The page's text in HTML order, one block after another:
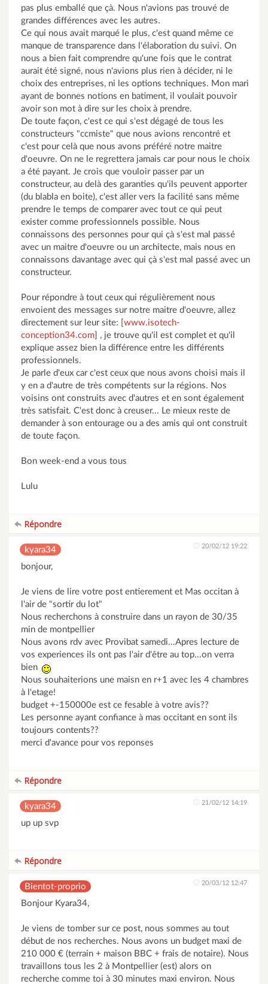
pas plus emballé que çà. Nous n'avions pas trouvé de
grandes différences avec les autres.
Ce qui nous avait marqué le plus, c'est quand même ce
manque de transparence dans l'élaboration du suivi. On
nous a bien fait comprendre qu'une fois que le contrat
aurait été signé, nous n'avions plus rien à décider, ni le
choix des entreprises, ni les options techniques. Mon mari
ayant de bonnes notions en batiment, il voulait pouvoir
avoir son mot à dire sur les choix à prendre.
De toute façon, c'est ce qui s'est dégagé de tous les
constructeurs "ccmiste" que nous avions rencontré et
c'est pour celà que nous avons préféré notre maitre
d'oeuvre. On ne le regrettera jamais car pour nous le choix
a été payant. Je crois que vouloir passer par un
constructeur, au delà des garanties qu'ils peuvent apporter
(du blabla en boite), c'est aller vers la facilité sans même
prendre le temps de comparer avec tout ce qui peut
exister comme professionnels possible. Nous
connaissons des personnes pour qui çà s'est mal passé
avec un maitre d'oeuvre ou un architecte, mais nous en
connaissons davantage avec qui çà s'est mal passé avec un
constructeur.
Pour répondre à tout ceux qui régulièrement nous
envoient des messages sur notre maitre d'oeuvre, allez
directement sur leur site: [ www.isotech-
conception34.com ] , je trouve qu'il est complet et qu'il
explique assez bien la différence entre les différents
professionnels.
Je parle d'eux car c'est ceux que nous avons choisi mais il
y en a d'autre de très compétents sur la régions. Nos
voisins ont construits avec d'autres et en sont également
très satisfait. C'est donc à creuser... Le mieux reste de
demander à son entourage ou a des amis qui ont construit
de toute façon.
Bon week-end a vous tous
Lulu
Répondre
kyara34 20/02/12 19:22
bonjour,
Je viens de lire votre post entierement et Mas occitan à
l'air de "sortir du lot"
Nous recherchons à construire dans un rayon de 30/35
min de montpellier
Nous avons rdv avec Provibat samedi...Apres lecture de
vos experiences ils ont pas l'air d'être au top...on verra
bien
Nous souhaiterions une maisn en r+1 avec les 4 chambres
à l'etage!
budget +-150000e est ce fesable à votre avis??
Les personne ayant confiance à mas occitant en sont ils
toujours contents??
merci d'avance pour vos reponses
Répondre
kyara34 21/02/12 14:19
up up svp
Répondre
Bientot-proprio 20/03/12 12:47
Bonjour Kyara34,
Je viens de tomber sur ce post, nous sommes au tout
début de nos recherches. Nous avons un budget maxi de
210 000 € (terrain + maison BBC + frais de notaire). Nous
travaillons tous les 2 à Montpellier (est) alors on
recherche comme toi à 30 minutes maxi environ. Nous